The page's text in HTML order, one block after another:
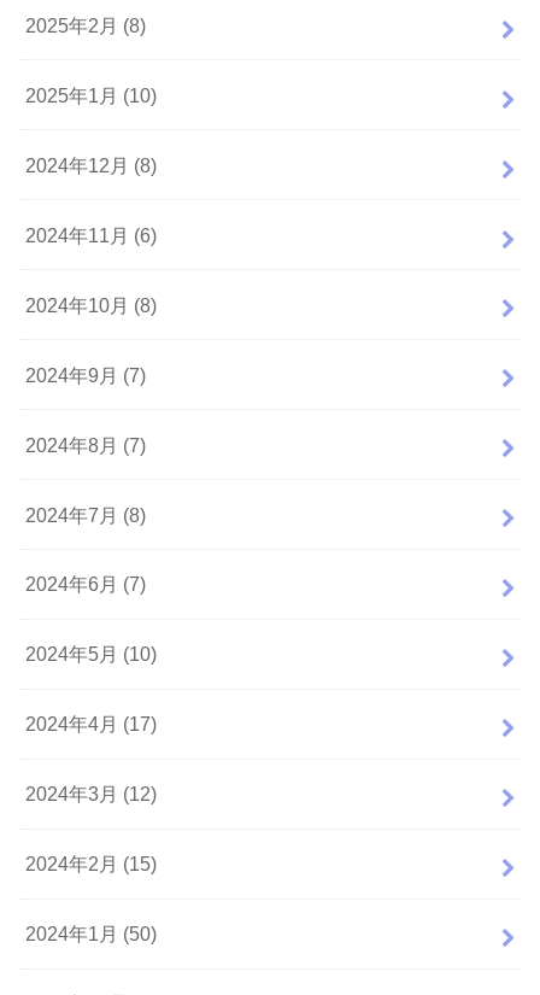
2025年2月 (8)
2025年1月 (10)
2024年12月 (8)
2024年11月 (6)
2024年10月 (8)
2024年9月 (7)
2024年8月 (7)
2024年7月 (8)
2024年6月 (7)
2024年5月 (10)
2024年4月 (17)
2024年3月 (12)
2024年2月 (15)
2024年1月 (50)